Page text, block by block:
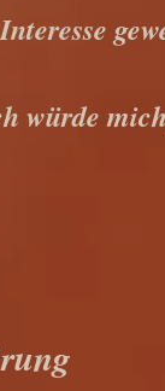
würde